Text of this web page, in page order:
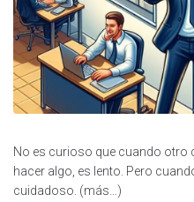
No es curioso que cuando otro
hacer algo, es lento. Pero
cuidadoso. (más…)